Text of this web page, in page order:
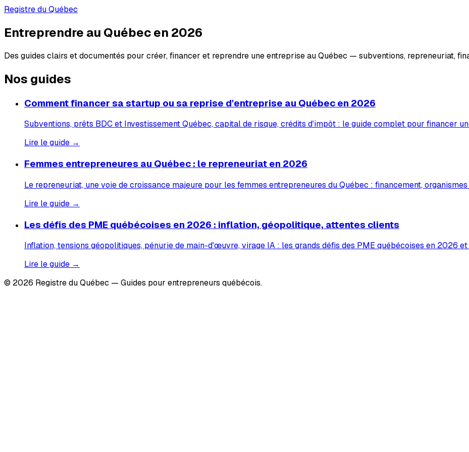
Registre du Québec
Entreprendre au Québec en 2026
Des guides clairs et documentés pour créer, financer et reprendre une entreprise au Québec — subventions, repreneuriat,
Nos guides
Comment financer sa startup ou sa reprise d'entreprise au Québec en 2026
Subventions, prêts BDC et Investissement Québec, capital de risque, crédits d'impôt : le guide complet pour financer
Lire le guide →
Femmes entrepreneures au Québec : le repreneuriat en 2026
Le repreneuriat, une voie de croissance majeure pour les femmes entrepreneures du Québec : financement,
Lire le guide →
Les défis des PME québécoises en 2026 : inflation, géopolitique, attentes clients
Inflation, tensions géopolitiques, pénurie de main-d'œuvre, virage IA : les grands défis des PME québécoises en 2026
Lire le guide →
© 2026 Registre du Québec — Guides pour entrepreneurs québécois.